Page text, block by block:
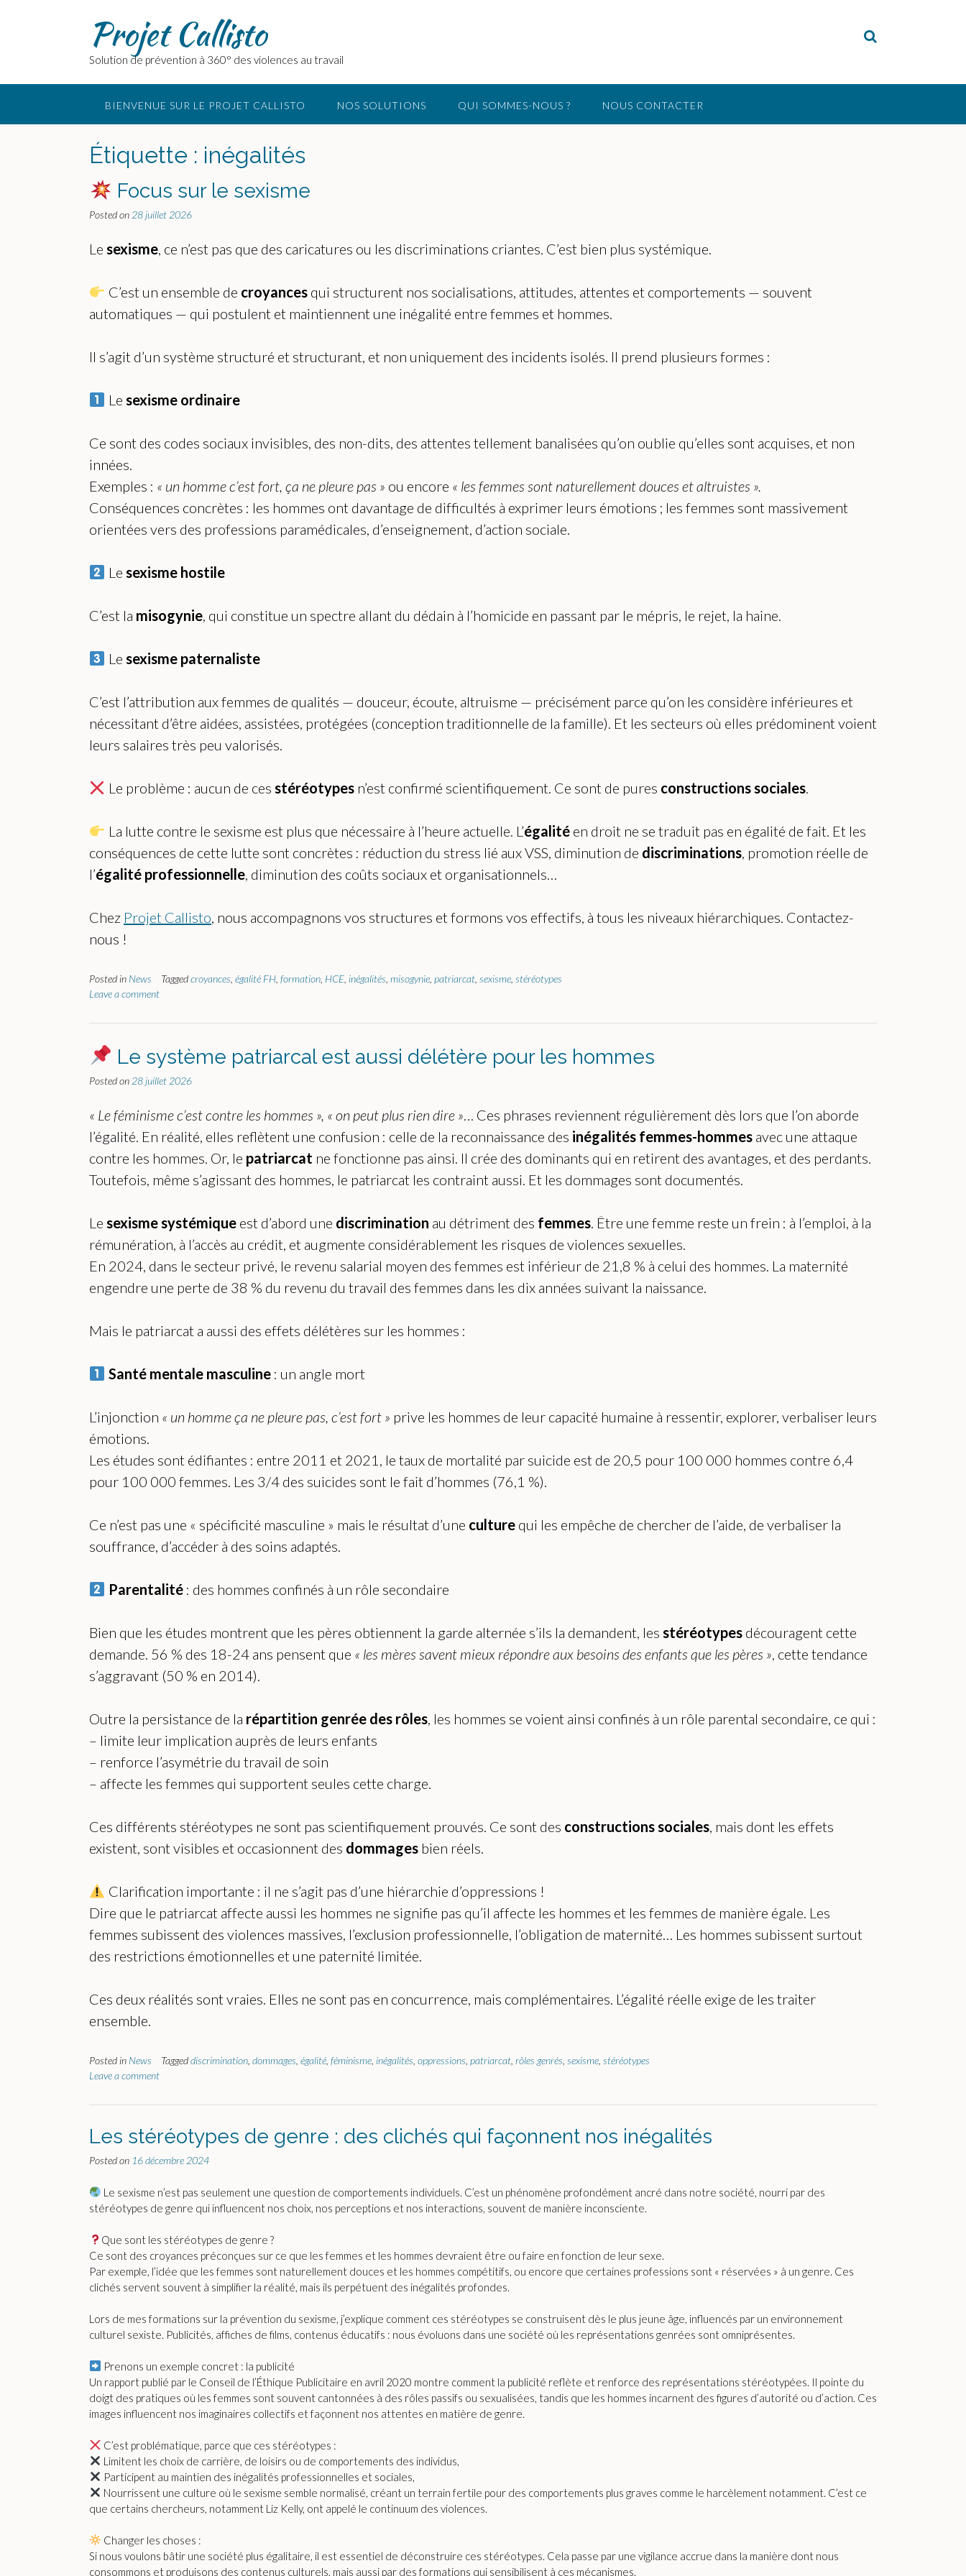
Projet Callisto
Solution de prévention à 360° des violences au travail
BIENVENUE SUR LE PROJET CALLISTO NOS SOLUTIONS QUI SOMMES-NOUS ? NOUS CONTACTER
Étiquette : inégalités
Focus sur le sexisme
Posted on 28 juillet 2026
Le sexisme, ce n’est pas que des caricatures ou les discriminations criantes. C’est bien plus systémique.
C’est un ensemble de croyancesqui structurent nos socialisations, attitudes, attentes et comportements — souvent
automatiques — qui postulent et maintiennent une inégalité entre femmes et hommes.
Il s’agit d’un système structuré et structurant, et non uniquement des incidents isolés. Il prend plusieurs formes :
Le sexisme ordinaire
Ce sont des codes sociaux invisibles, des non-dits, des attentes tellement banalisées qu’on oublie qu’elles sont acquises, et non
innées.
Exemples : « un homme c’est fort, ça ne pleure pas » ou encore « les femmes sont naturellement douces et altruistes ».
Conséquences concrètes : les hommes ont davantage de difficultés à exprimer leurs émotions ; les femmes sont massivement
orientées vers des professions paramédicales, d’enseignement, d’action sociale.
Le sexisme hostile
C’est la misogynie, qui constitue un spectre allant du dédain à l’homicide en passant par le mépris, le rejet, la haine.
Le sexisme paternaliste
C’est l’attribution aux femmes de qualités — douceur, écoute, altruisme — précisément parce qu’on les considère inférieures et
nécessitant d’être aidées, assistées, protégées (conception traditionnelle de la famille). Et les secteurs où elles prédominent voient
leurs salaires très peu valorisés.
Le problème : aucun de ces stéréotypesn’est confirmé scientifiquement. Ce sont de pures constructions sociales.
La lutte contre le sexisme est plus que nécessaire à l’heure actuelle. L’égalitéen droit ne se traduit pas en égalité de fait. Et les
conséquences de cette lutte sont concrètes : réduction du stress lié aux VSS, diminution de discriminations, promotion réelle de
l’égalité professionnelle, diminution des coûts sociaux et organisationnels…
Chez Projet Callisto, nous accompagnons vos structures et formons vos effectifs, à tous les niveaux hiérarchiques. Contactez-
nous !
Posted in News Taggedcroyances égalité FH formation HCE inégalités misogynie patriarcat sexisme stéréotypes
Leave a comment
Le système patriarcal est aussi délétère pour les hommes
Posted on 28 juillet 2026
« Le féminisme c’est contre les hommes », « on peut plus rien dire »… Ces phrases reviennent régulièrement dès lors que l’on aborde
l’égalité. En réalité, elles reflètent une confusion : celle de la reconnaissance des inégalités femmes-hommes avec une attaque
contre les hommes. Or, le patriarcat ne fonctionne pas ainsi. Il crée des dominants qui en retirent des avantages, et des perdants.
Toutefois, même s’agissant des hommes, le patriarcat les contraint aussi. Et les dommages sont documentés.
Le sexisme systémique est d’abord une discrimination au détriment des femmes. Être une femme reste un frein : à l’emploi, à la
rémunération, à l’accès au crédit, et augmente considérablement les risques de violences sexuelles.
En 2024, dans le secteur privé, le revenu salarial moyen des femmes est inférieur de 21,8 % à celui des hommes. La maternité
engendre une perte de 38 % du revenu du travail des femmes dans les dix années suivant la naissance.
Mais le patriarcat a aussi des effets délétères sur les hommes :
Santé mentale masculine: un angle mort
L’injonction « un homme ça ne pleure pas, c’est fort » prive les hommes de leur capacité humaine à ressentir, explorer, verbaliser leurs
émotions.
Les études sont édifiantes : entre 2011 et 2021, le taux de mortalité par suicide est de 20,5 pour 100 000 hommes contre 6,4
pour 100 000 femmes. Les 3/4 des suicides sont le fait d’hommes (76,1 %).
Ce n’est pas une « spécificité masculine » mais le résultat d’une culture qui les empêche de chercher de l’aide, de verbaliser la
souffrance, d’accéder à des soins adaptés.
Parentalité: des hommes confinés à un rôle secondaire
Bien que les études montrent que les pères obtiennent la garde alternée s’ils la demandent, les stéréotypes découragent cette
demande. 56 % des 18-24 ans pensent que « les mères savent mieux répondre aux besoins des enfants que les pères », cette tendance
s’aggravant (50 % en 2014).
Outre la persistance de la répartition genrée des rôles, les hommes se voient ainsi confinés à un rôle parental secondaire, ce qui :
– limite leur implication auprès de leurs enfants
– renforce l’asymétrie du travail de soin
– affecte les femmes qui supportent seules cette charge.
Ces différents stéréotypes ne sont pas scientifiquement prouvés. Ce sont des constructions sociales, mais dont les effets
existent, sont visibles et occasionnent des dommages bien réels.
Clarification importante : il ne s’agit pas d’une hiérarchie d’oppressions !
Dire que le patriarcat affecte aussi les hommes ne signifie pas qu’il affecte les hommes et les femmes de manière égale. Les
femmes subissent des violences massives, l’exclusion professionnelle, l’obligation de maternité… Les hommes subissent surtout
des restrictions émotionnelles et une paternité limitée.
Ces deux réalités sont vraies. Elles ne sont pas en concurrence, mais complémentaires. L’égalité réelle exige de les traiter
ensemble.
Posted in News Taggeddiscrimination dommages égalité féminisme inégalités oppressions patriarcat rôles genrés sexisme stéréotypes
Leave a comment
Les stéréotypes de genre : des clichés qui façonnent nos inégalités
Posted on 16 décembre 2024
Le sexisme n’est pas seulement une question de comportements individuels. C’est un phénomène profondément ancré dans notre société, nourri par des
stéréotypes de genre qui influencent nos choix, nos perceptions et nos interactions, souvent de manière inconsciente.
Que sont les stéréotypes de genre ?
Ce sont des croyances préconçues sur ce que les femmes et les hommes devraient être ou faire en fonction de leur sexe.
Par exemple, l’idée que les femmes sont naturellement douces et les hommes compétitifs, ou encore que certaines professions sont « réservées » à un genre. Ces
clichés servent souvent à simplifier la réalité, mais ils perpétuent des inégalités profondes.
Lors de mes formations sur la prévention du sexisme, j’explique comment ces stéréotypes se construisent dès le plus jeune âge, influencés par un environnement
culturel sexiste. Publicités, affiches de films, contenus éducatifs : nous évoluons dans une société où les représentations genrées sont omniprésentes.
Prenons un exemple concret : la publicité
Un rapport publié par le Conseil de l’Éthique Publicitaire en avril 2020 montre comment la publicité reflète et renforce des représentations stéréotypées. Il pointe du
doigt des pratiques où les femmes sont souvent cantonnées à des rôles passifs ou sexualisées, tandis que les hommes incarnent des figures d’autorité ou d’action. Ces
images influencent nos imaginaires collectifs et façonnent nos attentes en matière de genre.
C’est problématique, parce que ces stéréotypes :
Limitent les choix de carrière, de loisirs ou de comportements des individus,
Participent au maintien des inégalités professionnelles et sociales,
Nourrissent une culture où le sexisme semble normalisé, créant un terrain fertile pour des comportements plus graves comme le harcèlement notamment. C’est ce
que certains chercheurs, notamment Liz Kelly, ont appelé le continuum des violences.
Changer les choses :
Si nous voulons bâtir une société plus égalitaire, il est essentiel de déconstruire ces stéréotypes. Cela passe par une vigilance accrue dans la manière dont nous
consommons et produisons des contenus culturels, mais aussi par des formations qui sensibilisent à ces mécanismes.